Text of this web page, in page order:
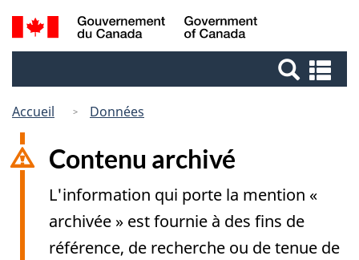
Passer
au
Passer
à
Canada
Recherche
et
et
Accueil Données
Contenu archivé
L'information qui porte la mention «
archivée » est fournie à des fins de
référence, de recherche ou de tenue de